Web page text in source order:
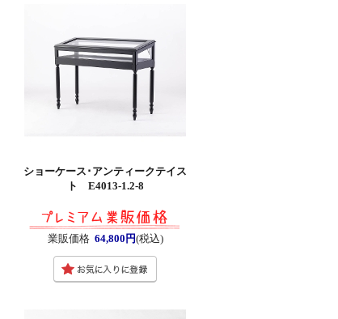
ショーケース･アンティークテイス
ト E4013-1.2-8
業販価格 64,800円(税込)